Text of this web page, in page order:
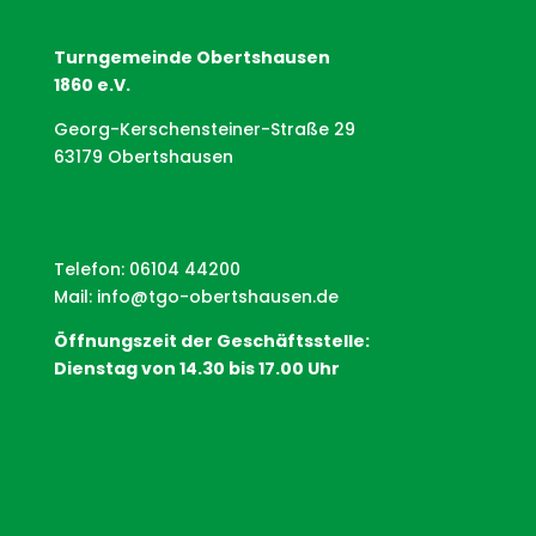
Turngemeinde Obertshausen
1860 e.V.
Georg-Kerschensteiner-Straße 29
63179 Obertshausen
Telefon: 06104 44200
Mail: info@tgo-obertshausen.de
Öffnungszeit der Geschäftsstelle:
Dienstag von 14.30 bis 17.00 Uhr